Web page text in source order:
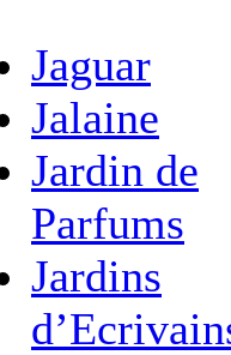
Jaguar
Jalaine
Jardin de
Parfums
Jardins